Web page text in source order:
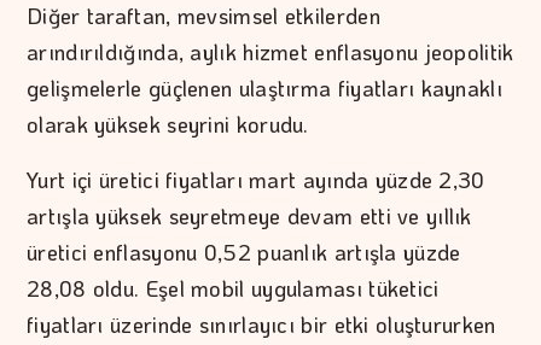
Diğer taraftan, mevsimsel etkilerden
arındırıldığında, aylık hizmet enflasyonu jeopolitik
gelişmelerle güçlenen ulaştırma fiyatları kaynaklı
olarak yüksek seyrini korudu.
Yurt içi üretici fiyatları mart ayında yüzde 2,30
artışla yüksek seyretmeye devam etti ve yıllık
üretici enflasyonu 0,52 puanlık artışla yüzde
28,08 oldu. Eşel mobil uygulaması tüketici
fiyatları üzerinde sınırlayıcı bir etki oluştururken